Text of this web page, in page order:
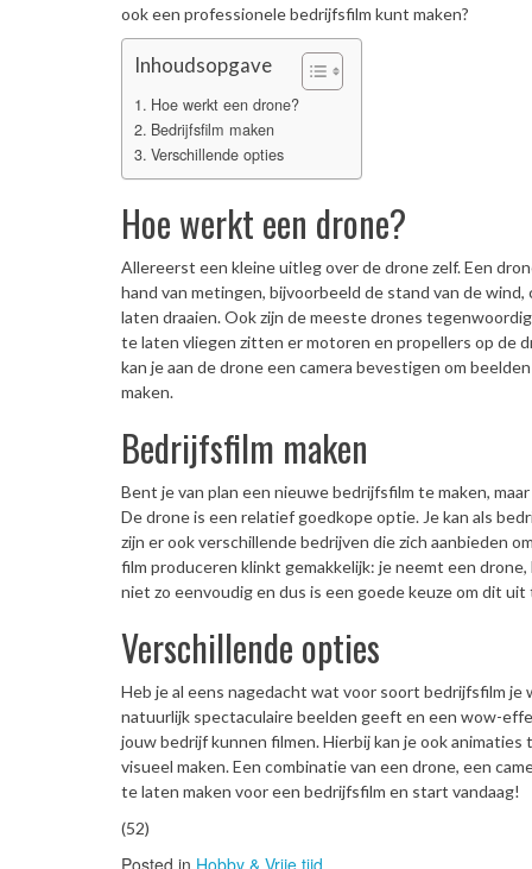
ook een professionele bedrijfsfilm kunt maken?
Inhoudsopgave
Hoe werkt een drone?
Bedrijfsfilm maken
Verschillende opties
Hoe werkt een drone?
Allereerst een kleine uitleg over de drone zelf. Een
hand van metingen, bijvoorbeeld de stand van de
laten draaien. Ook zijn de meeste drones
te laten vliegen zitten er motoren en propellers op de
kan je aan de drone een camera bevestigen om
maken.
Bedrijfsfilm maken
Bent je van plan een nieuwe bedrijfsfilm te maken,
De drone is een relatief goedkope optie. Je kan als
zijn er ook verschillende bedrijven die zich aanbieden
film produceren klinkt gemakkelijk: je neemt een
niet zo eenvoudig en dus is een goede keuze om dit
Verschillende opties
Heb je al eens nagedacht wat voor soort bedrijfsfilm je
natuurlijk spectaculaire beelden geeft en een wow-
jouw bedrijf kunnen filmen. Hierbij kan je ook
visueel maken. Een combinatie van een drone, een
te laten maken voor een bedrijfsfilm en start vandaag!
(52)
Posted in Hobby & Vrije tijd